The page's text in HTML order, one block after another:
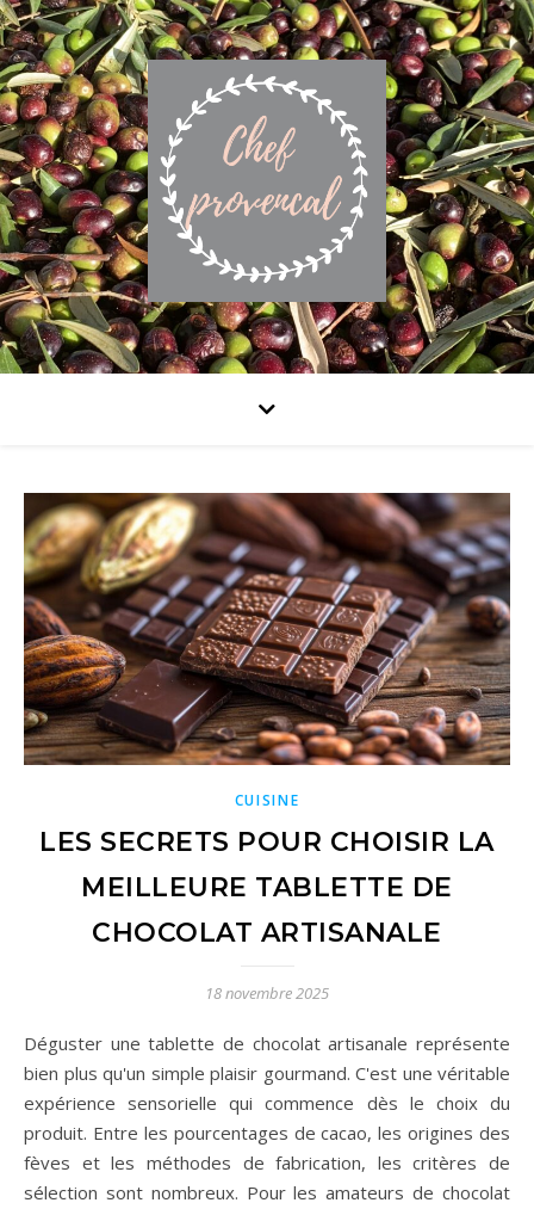
CUISINE
LES SECRETS POUR CHOISIR LA
MEILLEURE TABLETTE DE
CHOCOLAT ARTISANALE
18 novembre 2025
Déguster une tablette de chocolat artisanale représente
bien plus qu'un simple plaisir gourmand. C'est une véritable
expérience sensorielle qui commence dès le choix du
produit. Entre les pourcentages de cacao, les origines des
fèves et les méthodes de fabrication, les critères de
sélection sont nombreux. Pour les amateurs de chocolat